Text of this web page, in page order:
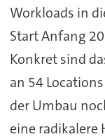
Workloads in
Start Anfang
Konkret sind
an 54
der Umbau
eine radikalere